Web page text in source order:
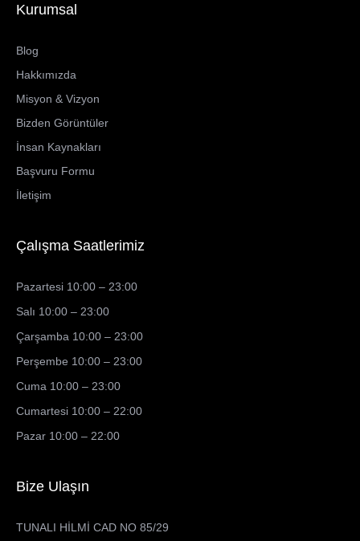
Kurumsal
Blog
Hakkımızda
Misyon & Vizyon
Bizden Görüntüler
İnsan Kaynakları
Başvuru Formu
İletişim
Çalışma Saatlerimiz
Pazartesi 10:00 – 23:00
Salı 10:00 – 23:00
Çarşamba 10:00 – 23:00
Perşembe 10:00 – 23:00
Cuma 10:00 – 23:00
Cumartesi 10:00 – 22:00
Pazar 10:00 – 22:00
Bize Ulaşın
TUNALI HİLMİ CAD NO 85/29